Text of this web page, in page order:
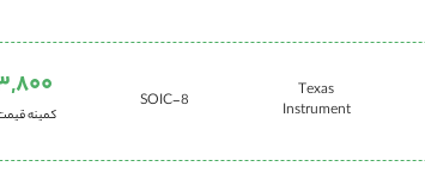
Texas
Instrument
8-SOIC
کمینه